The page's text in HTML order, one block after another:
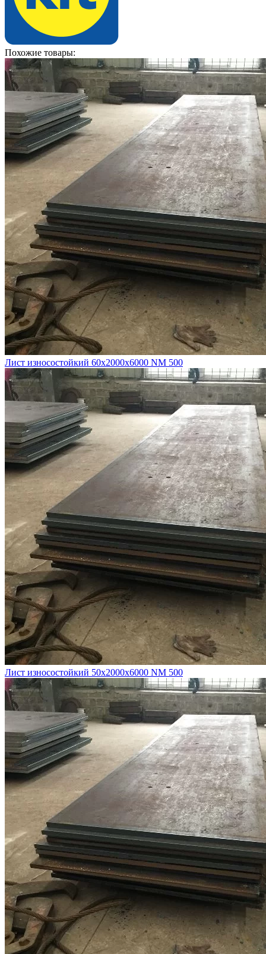
Похожие товары:
Лист износостойкий 60х2000х6000 NM 500
Лист износостойкий 50х2000х6000 NM 500